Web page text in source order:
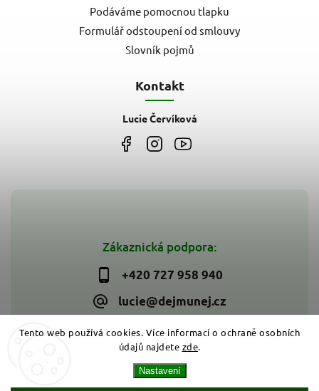
Tento web používá cookies. Více informací o ochraně osobních
údajů najdete zde.
Nastavení
Zákaznická podpora:
+420 727 958 940
lucie@dejmunej.cz
Podáváme pomocnou tlapku
Formulář odstoupení od smlouvy
Slovník pojmů
Kontakt
Lucie Červíková
Dejmunej.cz. Všechna práva vyhrazena.
Upravit nastavení cookies